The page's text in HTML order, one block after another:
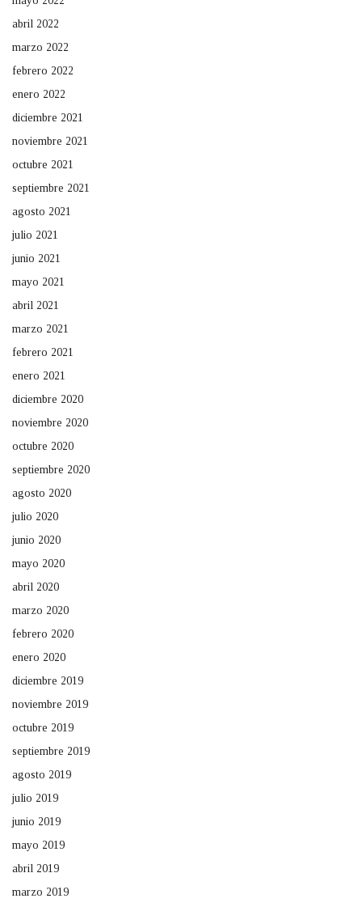
abril 2022
marzo 2022
febrero 2022
enero 2022
diciembre 2021
noviembre 2021
octubre 2021
septiembre 2021
agosto 2021
julio 2021
junio 2021
mayo 2021
abril 2021
marzo 2021
febrero 2021
enero 2021
diciembre 2020
noviembre 2020
octubre 2020
septiembre 2020
agosto 2020
julio 2020
junio 2020
mayo 2020
abril 2020
marzo 2020
febrero 2020
enero 2020
diciembre 2019
noviembre 2019
octubre 2019
septiembre 2019
agosto 2019
julio 2019
junio 2019
mayo 2019
abril 2019
marzo 2019